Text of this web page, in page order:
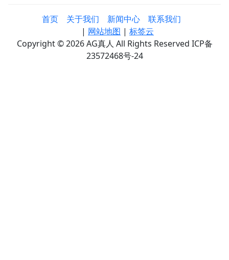
首页 关于我们 新闻中心
联系我们
| 网站地图 | 标签云
Copyright © 2026 AG真人 All Rights Reserved ICP备
23572468号-24